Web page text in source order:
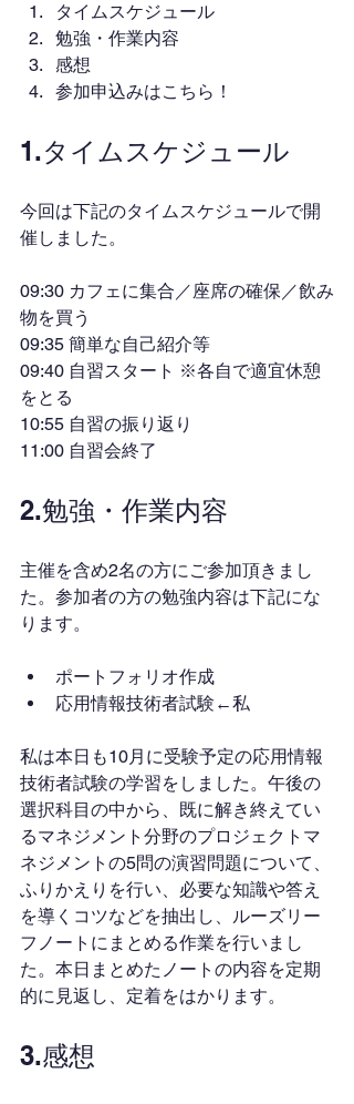
タイムスケジュール
勉強・作業内容
感想
参加申込みはこちら！
1.タイムスケジュール
今回は下記のタイムスケジュールで開
催しました。
09:30 カフェに集合／座席の確保／飲み
物を買う
09:35 簡単な自己紹介等
09:40 自習スタート ※各自で適宜休憩
をとる
10:55 自習の振り返り
11:00 自習会終了
2.勉強・作業内容
主催を含め2名の方にご参加頂きまし
た。参加者の方の勉強内容は下記にな
ります。
ポートフォリオ作成
応用情報技術者試験←私
私は本日も10月に受験予定の応用情報
技術者試験の学習をしました。午後の
選択科目の中から、既に解き終えてい
るマネジメント分野のプロジェクトマ
ネジメントの5問の演習問題について、
ふりかえりを行い、必要な知識や答え
を導くコツなどを抽出し、ルーズリー
フノートにまとめる作業を行いまし
た。本日まとめたノートの内容を定期
的に見返し、定着をはかります。
3.感想